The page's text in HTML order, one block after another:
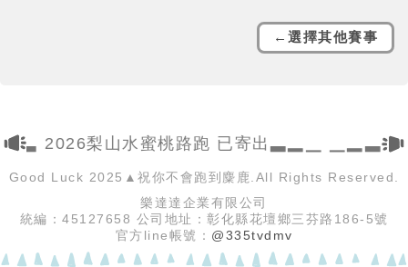
←選擇其他賽事
2026梨山水蜜桃路跑 已寄出▃▂▁ ▁▂▃
Good Luck 2025▲祝你不會跑到麋鹿.All Rights Reserved.
樂達達企業有限公司
統編：45127658 公司地址：彰化縣花壇鄉三芬路186-5號
官方line帳號： @335tvdmv